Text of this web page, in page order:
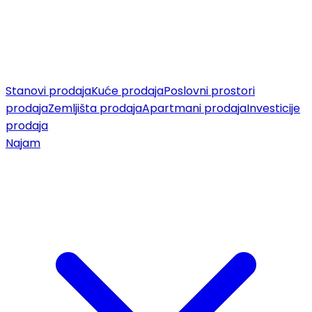
Stanovi prodajaKuće prodajaPoslovni prostori
prodajaZemljišta prodajaApartmani prodajaInvesticije
prodaja
Najam